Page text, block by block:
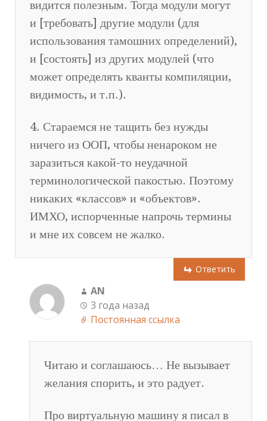
видится полезным. Тогда модули могут
и [требовать] другие модули (для
использования тамошних определений),
и [состоять] из других модулей (что
может определять кванты компиляции,
видимость, и т.п.).
4. Стараемся не тащить без нужды
ничего из ООП, чтобы ненароком не
заразиться какой-то неудачной
терминологической пакостью. Поэтому
никаких «классов» и «объектов».
ИМХО, испорченные напрочь термины
и мне их совсем не жалко.
Ответить
AN
3 года назад
Постоянная ссылка
Читаю и соглашаюсь… Не вызывает
желания спорить, и это радует.
Про виртуальную машину я писал в